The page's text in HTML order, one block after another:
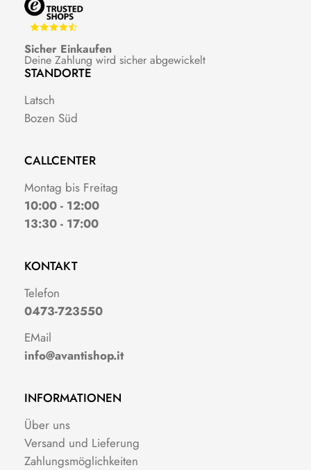
Sicher Einkaufen
Deine Zahlung wird sicher abgewickelt
STANDORTE
Latsch
Bozen Süd
CALLCENTER
Montag bis Freitag
10:00 - 12:00
13:30 - 17:00
KONTAKT
Telefon
0473-723550
EMail
info@avantishop.it
INFORMATIONEN
Über uns
Versand und Lieferung
Zahlungsmöglichkeiten